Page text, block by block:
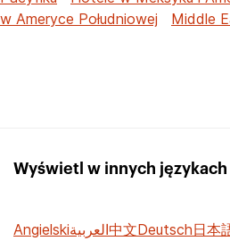
w Ameryce Południowej
Middle
Wyświetl w innych językach
Angielskiالعربية中文Deutsch日本